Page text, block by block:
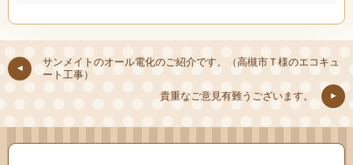
サンメイトのオール電化のご紹介です。（高槻市Ｔ様のエコキュ
ート工事）
貴重なご意見有難うございます。